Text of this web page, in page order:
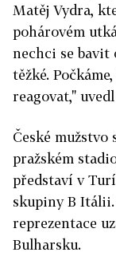
Matěj Vydra,
pohárovém
nechci se bavit
těžké.
reagovat,"
České
pražském
představí v
skupiny B
reprezentace
Bulharsku.